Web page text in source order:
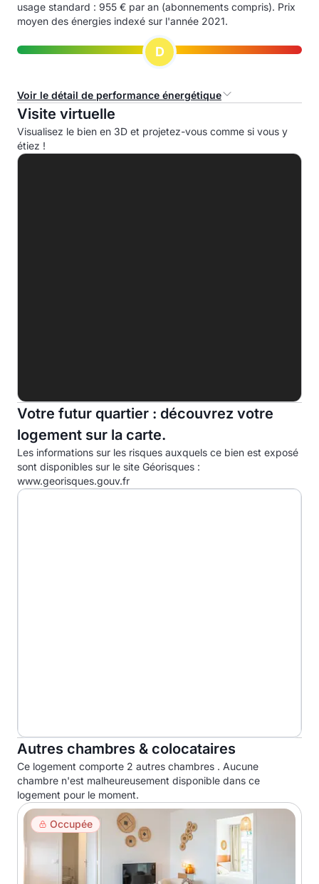
usage standard : 955 € par an (abonnements compris). Prix
moyen des énergies indexé sur l'année 2021.
D
Voir le détail de performance énergétique
Consommation d'énergie primaire (CEP)
A
C
D
E
F
Visite virtuelle
Visualisez le bien en 3D et projetez-vous comme si vous y
étiez !
Votre futur quartier : découvrez votre
logement sur la carte.
Les informations sur les risques auxquels ce bien est exposé
sont disponibles sur le site Géorisques :
www.georisques.gouv.fr
Autres chambres & colocataires
Ce logement comporte 2 autres chambres . Aucune
chambre n'est malheureusement disponible dans ce
logement pour le moment.
Occupée